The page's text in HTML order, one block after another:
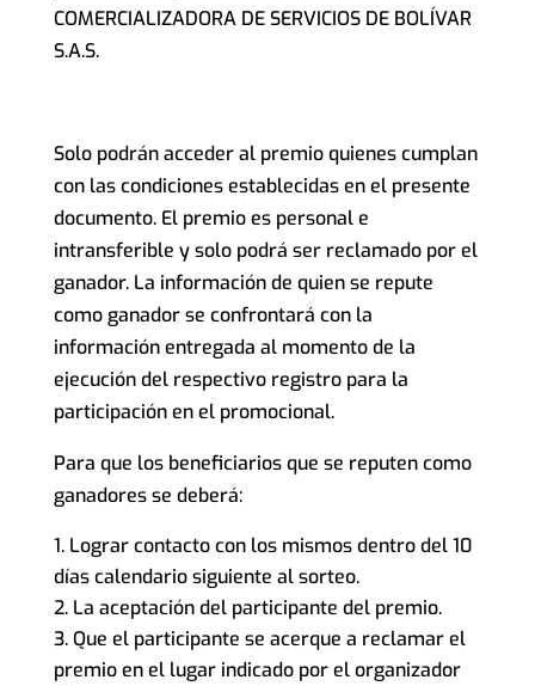
COMERCIALIZADORA DE SERVICIOS DE BOLÍVAR
S.A.S.
Solo podrán acceder al premio quienes cumplan
con las condiciones establecidas en el presente
documento. El premio es personal e
intransferible y solo podrá ser reclamado por el
ganador. La información de quien se repute
como ganador se confrontará con la
información entregada al momento de la
ejecución del respectivo registro para la
participación en el promocional.
Para que los beneficiarios que se reputen como
ganadores se deberá:
Lograr contacto con los mismos dentro del 10
días calendario siguiente al sorteo.
La aceptación del participante del premio.
Que el participante se acerque a reclamar el
premio en el lugar indicado por el organizador